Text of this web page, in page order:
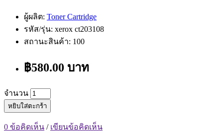
ผู้ผลิต: Toner Cartridge
รหัส/รุ่น: xerox ct203108
สถานะสินค้า: 100
฿580.00 บาท
จำนวน
หยิบใส่ตะกร้า
0 ข้อคิดเห็น / เขียนข้อคิดเห็น